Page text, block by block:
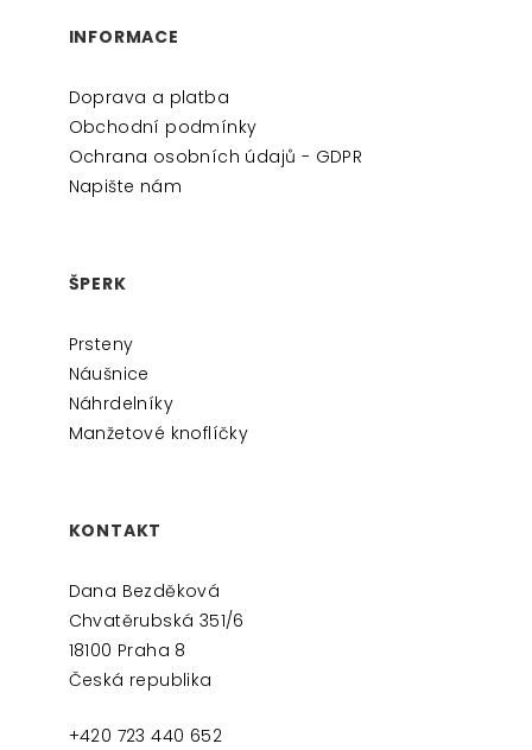
INFORMACE
Doprava a platba
Obchodní podmínky
Ochrana osobních údajů - GDPR
Napište nám
ŠPERK
Prsteny
Náušnice
Náhrdelníky
Manžetové knoflíčky
KONTAKT
Dana Bezděková
Chvatěrubská 351/6
18100 Praha 8
Česká republika
+420 723 440 652